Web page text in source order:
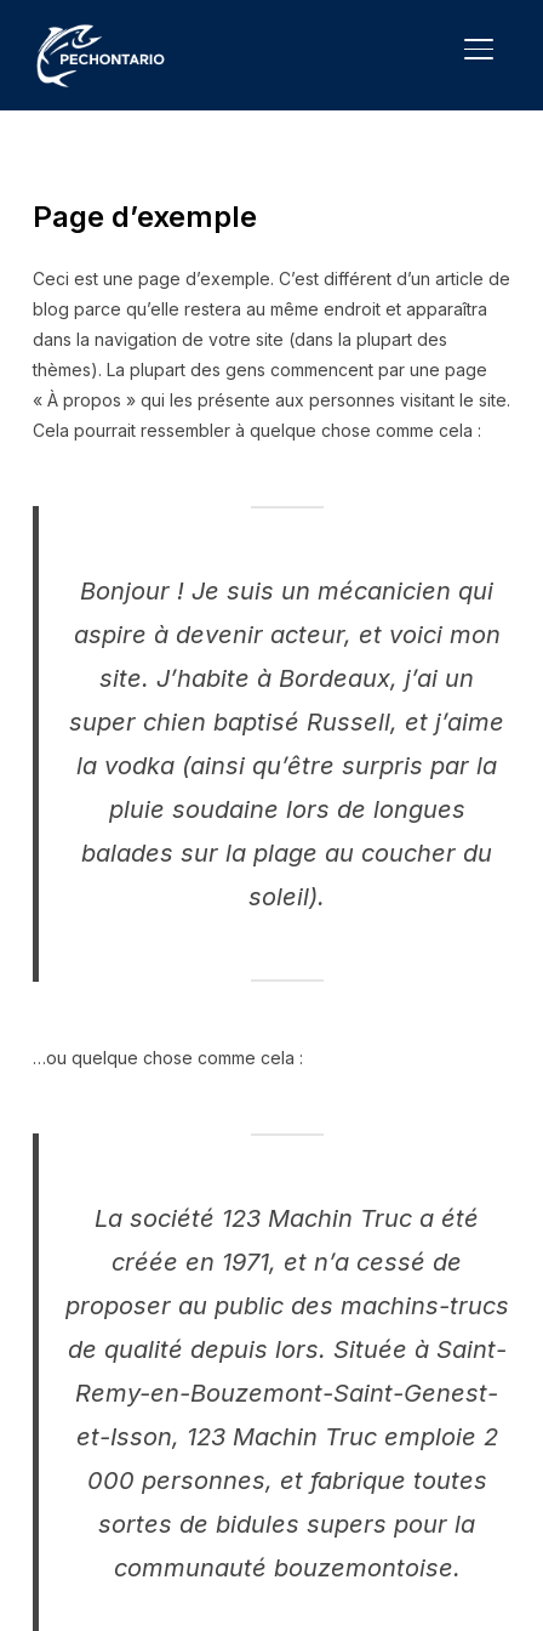
Page d’exemple
Ceci est une page d’exemple. C’est différent d’un article de
blog parce qu’elle restera au même endroit et apparaîtra
dans la navigation de votre site (dans la plupart des
thèmes). La plupart des gens commencent par une page
« À propos » qui les présente aux personnes visitant le site.
Cela pourrait ressembler à quelque chose comme cela :
Bonjour ! Je suis un mécanicien qui
aspire à devenir acteur, et voici mon
site. J’habite à Bordeaux, j’ai un
super chien baptisé Russell, et j’aime
la vodka (ainsi qu’être surpris par la
pluie soudaine lors de longues
balades sur la plage au coucher du
soleil).
…ou quelque chose comme cela :
La société 123 Machin Truc a été
créée en 1971, et n’a cessé de
proposer au public des machins-trucs
de qualité depuis lors. Située à Saint-
Remy-en-Bouzemont-Saint-Genest-
et-Isson, 123 Machin Truc emploie 2
000 personnes, et fabrique toutes
sortes de bidules supers pour la
communauté bouzemontoise.